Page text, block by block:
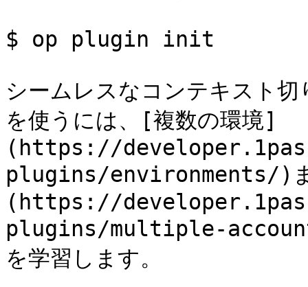
$ op plugin init
シームレスなコンテキスト
を使うには、[複数の環境]
(https://
plugins/environments/)ま
(https://
plugins/multiple-
を学習します。